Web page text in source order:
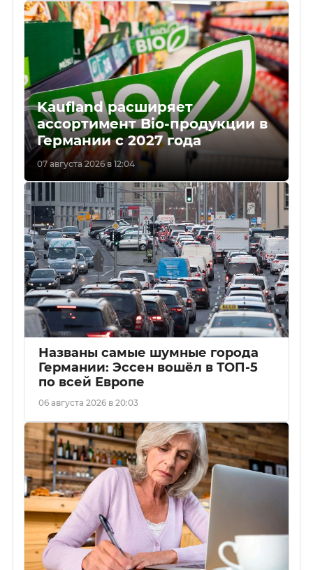
Kaufland расширяет
ассортимент Bio-продукции в
Германии с 2027 года
07 августа 2026 в 12:04
Названы самые шумные города
Германии: Эссен вошёл в ТОП-5
по всей Европе
06 августа 2026 в 20:03